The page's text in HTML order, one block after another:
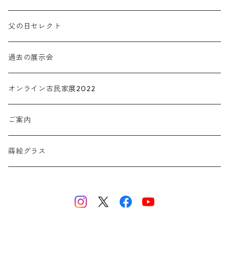
NEKOOKI ネコオキ
アクセサリー
小物・インテリア
TORIOKI トリオキ
父の日セレクト
過去の展示会
オンライン古民家展2022
ご案内
蒔絵グラス